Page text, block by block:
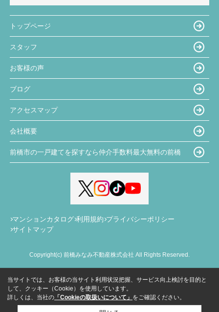
トップページ
スタッフ
お客様の声
ブログ
アクセスマップ
会社概要
前橋市の一戸建てを探すなら仲介手数料最大無料の前橋
マンションカタログ 利用規約 プライバシーポリシー
サイトマップ
Copyright(c) 前橋みなみ不動産株式会社 All Rights Reserved.
当サイトでは、お客様の当サイト利用状況把握、サービス向上検討を目的と
して、クッキー（Cookie）を使用しています。
詳しくは、当社の 「Cookieの取扱いについて」 をご確認ください。